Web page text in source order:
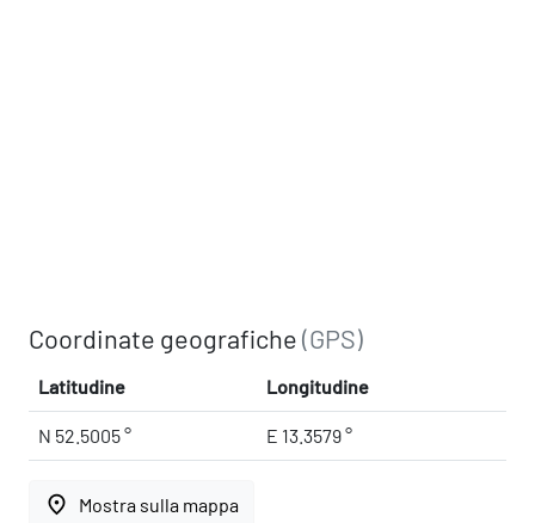
Coordinate geografiche(GPS)
Latitudine Longitudine
N 52.5005 ° E 13.3579 °
place Mostra sulla mappa